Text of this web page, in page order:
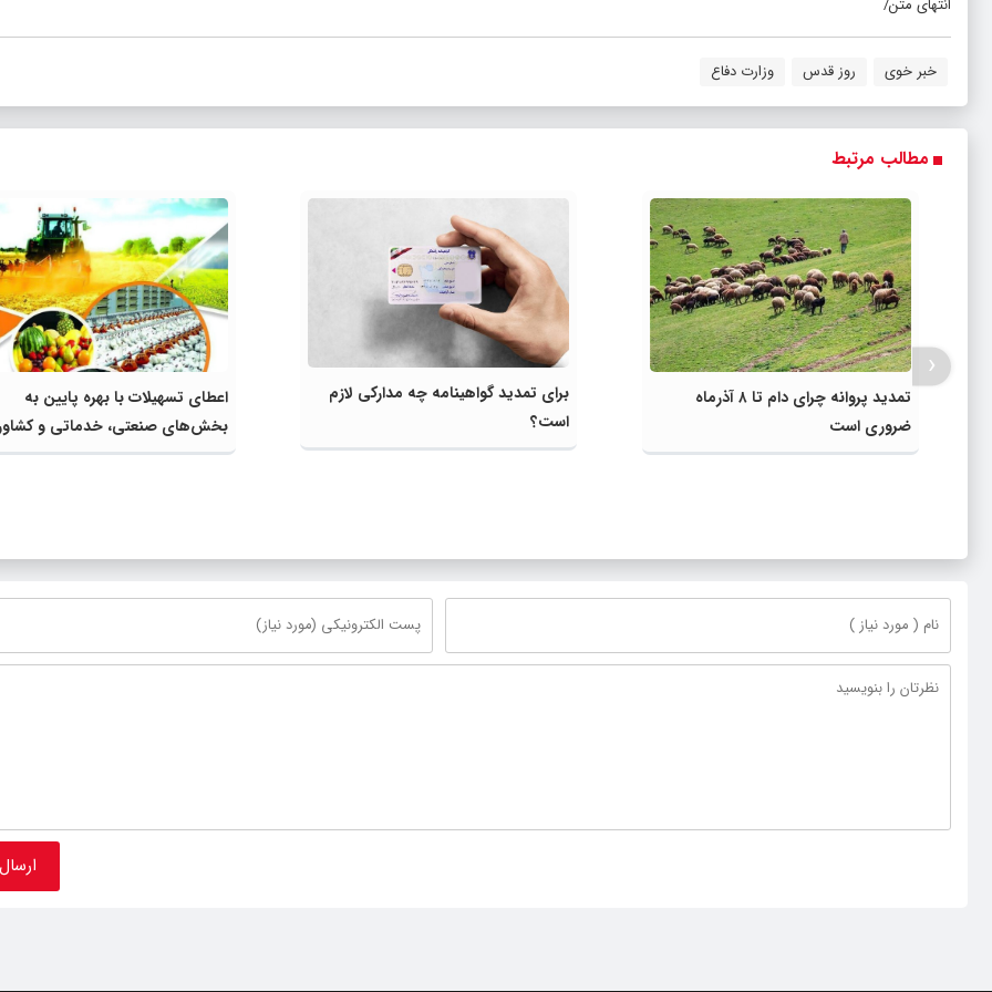
انتهای متن/
خبر خوی روز قدس وزارت دفاع
مطالب مرتبط
تمدید پروانه چرای دام تا ۸ آذرماه
ضروری است
برای تمدید گواهینامه چه مدارکی لازم
است؟
اعطای تسهیلات با بهره پایین به
بخش‌های صنعتی، خدماتی و
توسط بانک‌ها مدنظر قرار گیرد
‹